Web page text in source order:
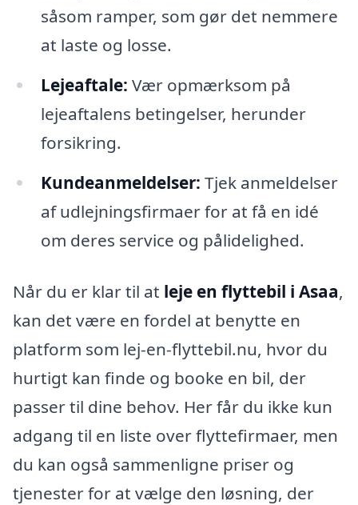
såsom ramper, som gør det nemmere
at laste og losse.
Lejeaftale: Vær opmærksom på
lejeaftalens betingelser, herunder
forsikring.
Kundeanmeldelser: Tjek anmeldelser
af udlejningsfirmaer for at få en idé
om deres service og pålidelighed.
Når du er klar til at leje en flyttebil i Asaa,
kan det være en fordel at benytte en
platform som lej-en-flyttebil.nu, hvor du
hurtigt kan finde og booke en bil, der
passer til dine behov. Her får du ikke kun
adgang til en liste over flyttefirmaer, men
du kan også sammenligne priser og
tjenester for at vælge den løsning, der